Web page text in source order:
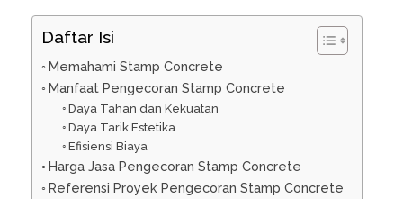
Daftar Isi
Memahami Stamp Concrete
Manfaat Pengecoran Stamp Concrete
Daya Tahan dan Kekuatan
Daya Tarik Estetika
Efisiensi Biaya
Harga Jasa Pengecoran Stamp Concrete
Referensi Proyek Pengecoran Stamp Concrete